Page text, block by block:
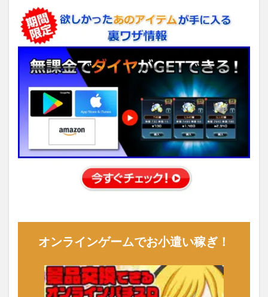
オンラインゲームでお小遣い稼ぎ！